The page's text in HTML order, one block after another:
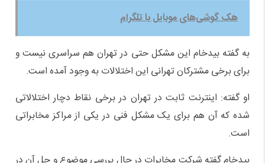
هک گوشی‌های موبایل با تلگرام
به گفته بیدخام این مشکل حتی در تهران هم سراسری نیست و
برای برخی مشترکان تهرانی این اختلالات به وجود آمده است.
او گفته: اینترنت ثابت در تهران در برخی نقاط دچار اختلالاتی
شده که آن هم برای یک مشکل فنی در یکی از مراکز مخابراتی
است.